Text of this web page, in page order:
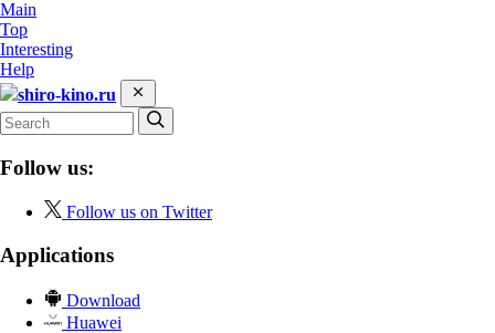
Main
Top
Interesting
Help
shiro-kino.ru
Follow us:
Follow us on Twitter
Applications
Download
Huawei